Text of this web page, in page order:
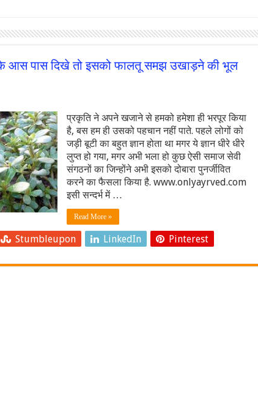
आस पास दिखे तो इसको फालतू समझ उखाड़ने की भूल
प्रकृति ने अपने खजाने से हमको हमेशा ही भरपूर किया
है, बस हम ही उसको पहचान नहीं पाते. पहले लोगों को
जड़ी बूटी का बहुत ज्ञान होता था मगर ये ज्ञान धीरे धीरे
लुप्त हो गया, मगर अभी भला हो कुछ ऐसी समाज सेवी
संगठनों का जिन्होंने अभी इसको दोबारा पुनर्जीवित
करने का फैसला किया है. www.onlyayrved.com
इसी सन्दर्भ में …
Read More »
Stumbleupon LinkedIn Pinterest